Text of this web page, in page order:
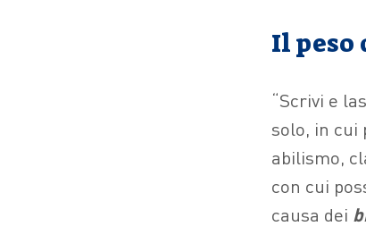
Il peso
“Scrivi e
solo, in cui
abilismo,
con cui
causa dei